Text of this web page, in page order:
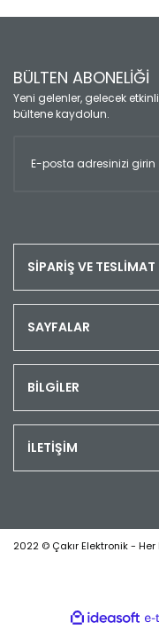
BÜLTEN ABONELİĞİ
Yeni gelenler, gelecek
bültene kaydolun.
SİPARİŞ VE TESLİMAT
SAYFALAR
BİLGİLER
İLETİŞİM
2022 © Çakır Elektronik - Her